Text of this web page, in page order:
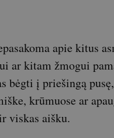
apie kitus
ar kitam žmogui
bėgti į priešingą
krūmuose ar
viskas aišku.